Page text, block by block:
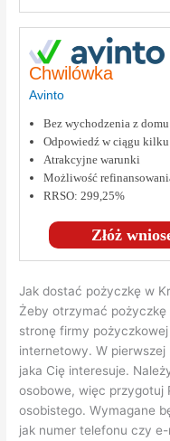
Chwilówka
Avinto
Złóż
Bez wychodzenia z domu
Odpowiedź w ciągu
Atrakcyjne warunki
Możliwość
RRSO: 299,25%
Jak dostać pożyczkę w
Żeby otrzymać
stronę firmy
internetowy. W
jaka Cię interesuje.
osobowe, więc przygotuj
osobistego. Wymagane
jak numer telefonu czy